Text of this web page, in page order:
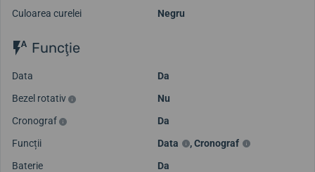
Culoarea curelei
Negru
Funcţie
Data
Da
Bezel rotativ
Nu
Cronograf
Da
Funcții
Data ,Cronograf
Baterie
Da